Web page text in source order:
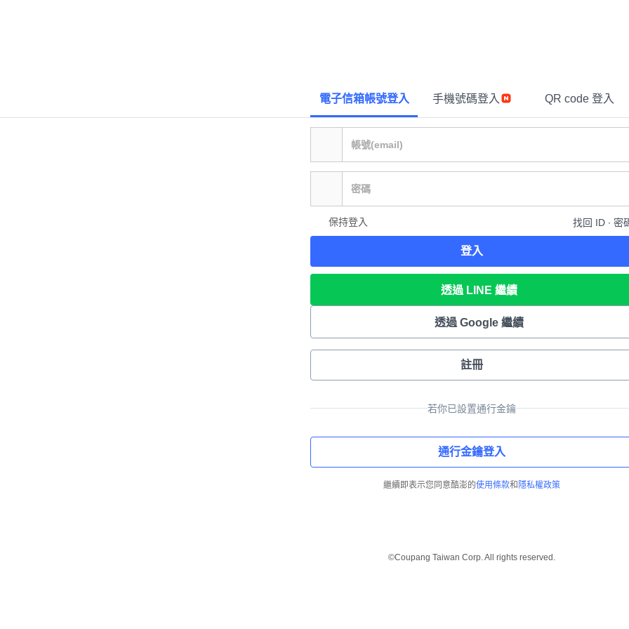
電子信箱帳號登入 手機號碼登入 QR code 登入
保持登入 找回 ID ∙ 密
登入
透過 LINE 繼續
透過 Google 繼續
註冊
若你已設置通行金鑰
通行金鑰登入
繼續即表示您同意酷澎的使用條款和 隱私權政策
©Coupang Taiwan Corp. All rights reserved.